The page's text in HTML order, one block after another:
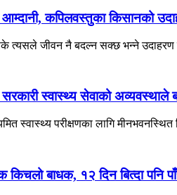
कपिलवस्तुका किसानको
त्यसले जीवन नै बदल्न सक्छ भन्ने
स्वास्थ्य सेवाको अव्यवस्थाले
स्वास्थ्य परीक्षणका लागि
बाधक, १२ दिन बित्दा पनि